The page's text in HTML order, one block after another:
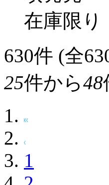
在庫限り
630件 (全
25件から48
1